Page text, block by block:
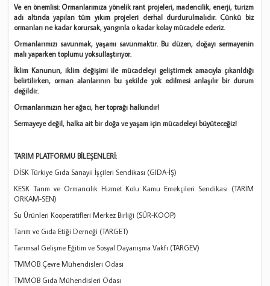
Ve en önemlisi: Ormanlarımıza yönelik rant projeleri, madencilik, enerji, turizm
adı altında yapılan tüm yıkım projeleri derhal durdurulmalıdır. Çünkü biz
ormanları ne kadar korursak, yangınla o kadar kolay mücadele ederiz.
Ormanlarımızı savunmak, yaşamı savunmaktır. Bu düzen, doğayı sermayenin
malı yaparken toplumu yoksullaştırıyor.
İklim Kanunun, iklim değişimi ile mücadeleyi geliştirmek amacıyla çıkarıldığı
belirtilirken, orman alanlarının bu şekilde yok edilmesi anlaşılır bir durum
değildir.
Ormanlarımızın her ağacı, her toprağı halkındır!
Sermayeye değil, halka ait bir doğa ve yaşam için mücadeleyi büyüteceğiz!
TARIM PLATFORMU BİLEŞENLERİ:
DİSK Türkiye Gıda Sanayii İşçileri Sendikası (GIDA-İŞ)
KESK Tarım ve Ormancılık Hizmet Kolu Kamu Emekçileri Sendikası (TARIM
ORKAM-SEN)
Su Ürünleri Kooperatifleri Merkez Birliği (SÜR-KOOP)
Tarım ve Gıda Etiği Derneği (TARGET)
Tarımsal Gelişme Eğitim ve Sosyal Dayanışma Vakfı (TARGEV)
TMMOB Çevre Mühendisleri Odası
TMMOB Gıda Mühendisleri Odası